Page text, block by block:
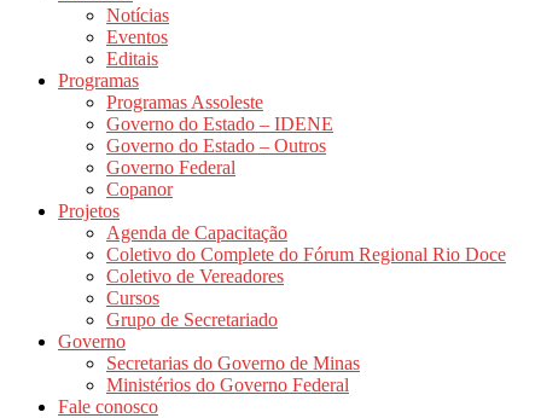
Notícias
Eventos
Editais
Programas
Programas Assoleste
Governo do Estado – IDENE
Governo do Estado – Outros
Governo Federal
Copanor
Projetos
Agenda de Capacitação
Coletivo do Complete do Fórum Regional Rio Doce
Coletivo de Vereadores
Cursos
Grupo de Secretariado
Governo
Secretarias do Governo de Minas
Ministérios do Governo Federal
Fale conosco